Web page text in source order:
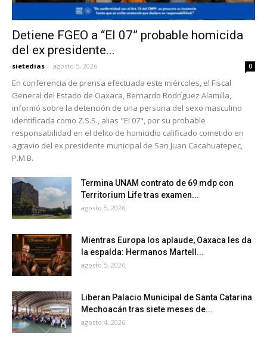
Detiene FGEO a “El 07” probable homicida
del ex presidente...
sietedias - agosto 5, 2026 0
En conferencia de prensa efectuada este miércoles, el Fiscal
General del Estado de Oaxaca, Bernardo Rodríguez Alamilla,
informó sobre la detención de una persona del sexo masculino
identificada como Z.S.S., alias "El 07", por su probable
responsabilidad en el delito de homicidio calificado cometido en
agravio del ex presidente municipal de San Juan Cacahuatepec,
P.M.B.
Termina UNAM contrato de 69 mdp con
Territorium Life tras examen...
agosto 5, 2026
Mientras Europa los aplaude, Oaxaca les da
la espalda: Hermanos Martell...
agosto 5, 2026
Liberan Palacio Municipal de Santa Catarina
Mechoacán tras siete meses de...
agosto 4, 2026